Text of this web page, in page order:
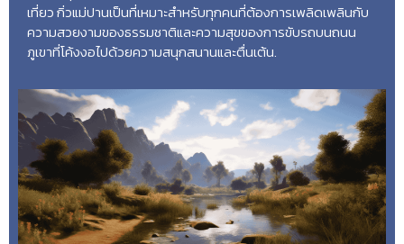
เที่ยว กิ่วแม่ปานเป็นที่เหมาะสำหรับทุกคนที่ต้องการเพลิดเพลินกับ
ความสวยงามของธรรมชาติและความสุขของการขับรถบนถนน
ภูเขาที่โค้งงอไปด้วยความสนุกสนานและตื่นเต้น.